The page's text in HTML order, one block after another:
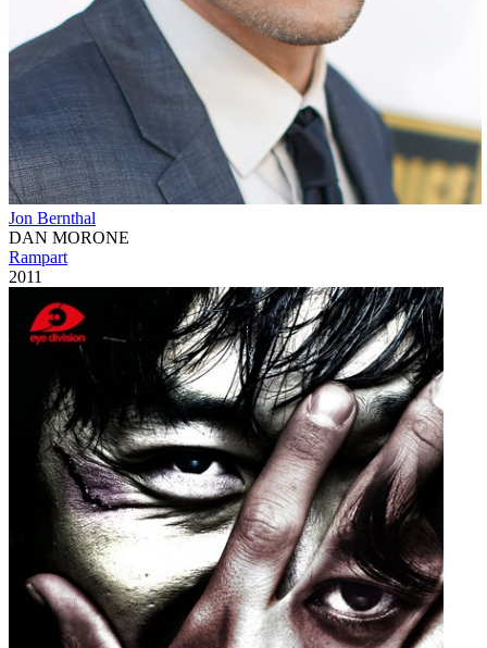
Jon Bernthal
DAN MORONE
Rampart
2011